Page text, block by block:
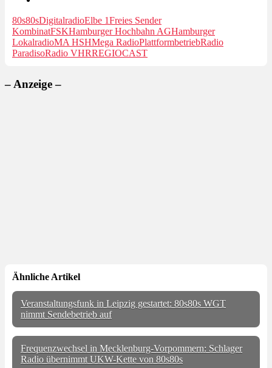
80s80sDigitalradioElbe 1Freies Sender
KombinatFSKHamburger Hochbahn AGHamburger
LokalradioMA HSHMega RadioPlattformbetriebRadio
ParadisoRadio VHRREGIOCAST
– Anzeige –
Ähnliche Artikel
Veranstaltungsfunk in Leipzig gestartet: 80s80s WGT
nimmt Sendebetrieb auf
Frequenzwechsel in Mecklenburg-Vorpommern: Schlager
Radio übernimmt UKW-Kette von 80s80s